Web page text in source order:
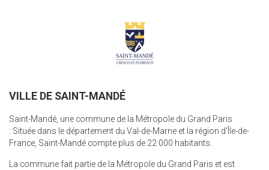
VILLE DE SAINT-MANDÉ
Saint-Mandé, une commune de la Métropole du Grand Paris
: Située dans le département du Val-de-Marne et la région d'Île-de-
France, Saint-Mandé compte plus de 22 000 habitants.
La commune fait partie de la Métropole du Grand Paris et est